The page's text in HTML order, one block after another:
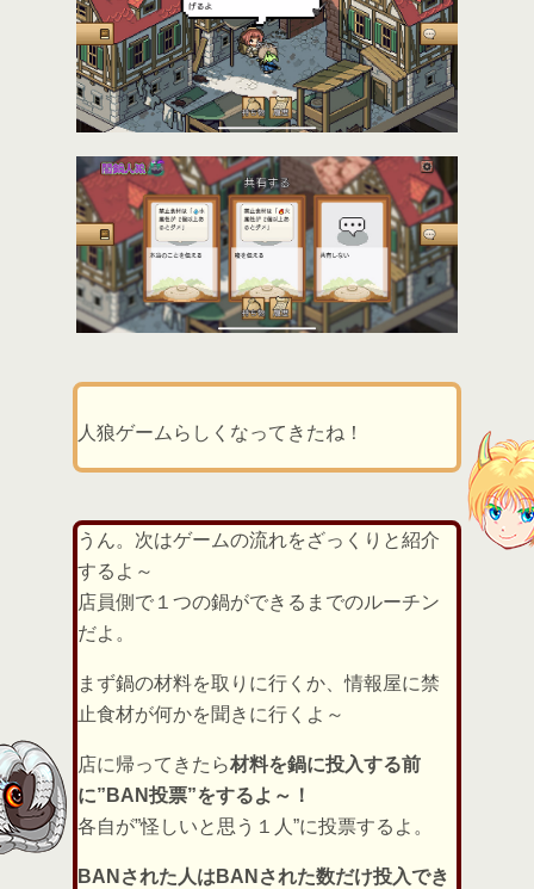
人狼ゲームらしくなってきたね！
うん。次はゲームの流れをざっくりと紹介
するよ～
店員側で１つの鍋ができるまでのルーチン
だよ。
まず鍋の材料を取りに行くか、情報屋に禁
止食材が何かを聞きに行くよ～
店に帰ってきたら材料を鍋に投入する前
に”BAN投票”をするよ～！
各自が”怪しいと思う１人”に投票するよ。
BANされた人はBANされた数だけ投入でき